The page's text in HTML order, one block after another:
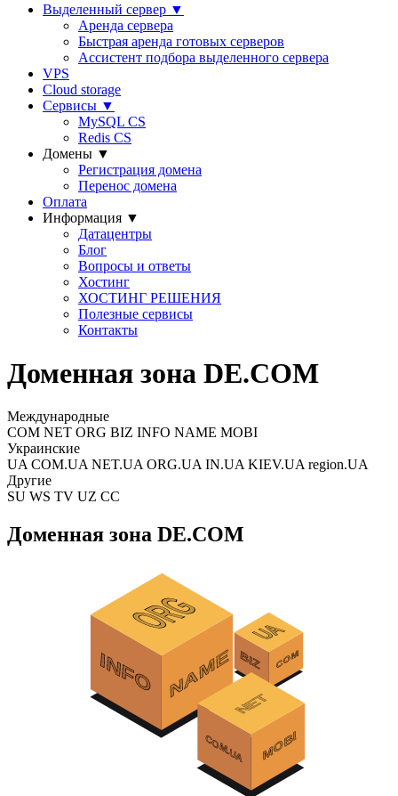
Выделенный сервер ▼
Аренда сервера
Быстрая аренда готовых серверов
Ассистент подбора выделенного сервера
VPS
Cloud storage
Сервисы ▼
MySQL CS
Redis CS
Домены ▼
Регистрация домена
Перенос домена
Оплата
Информация ▼
Датацентры
Блог
Вопросы и ответы
Хостинг
ХОСТИНГ РЕШЕНИЯ
Полезные сервисы
Контакты
Доменная зона DE.COM
Международные
COM NET ORG BIZ INFO NAME MOBI
Украинские
UA COM.UA NET.UA ORG.UA IN.UA KIEV.UA region.UA
Другие
SU WS TV UZ CC
Доменная зона DE.COM